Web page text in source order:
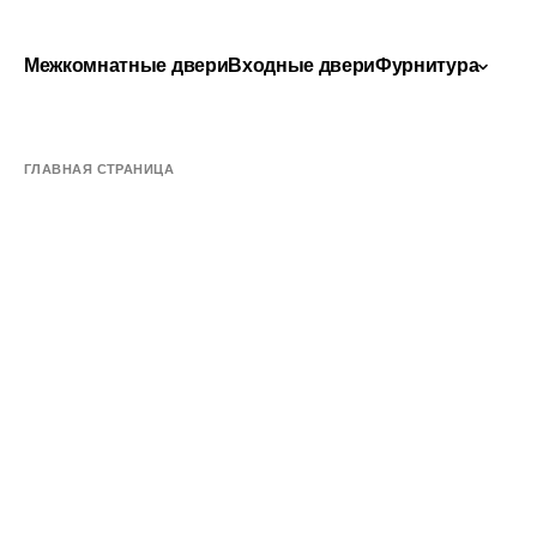
Межкомнатные двериВходные двериФурнитура
ГЛАВНАЯ СТРАНИЦА